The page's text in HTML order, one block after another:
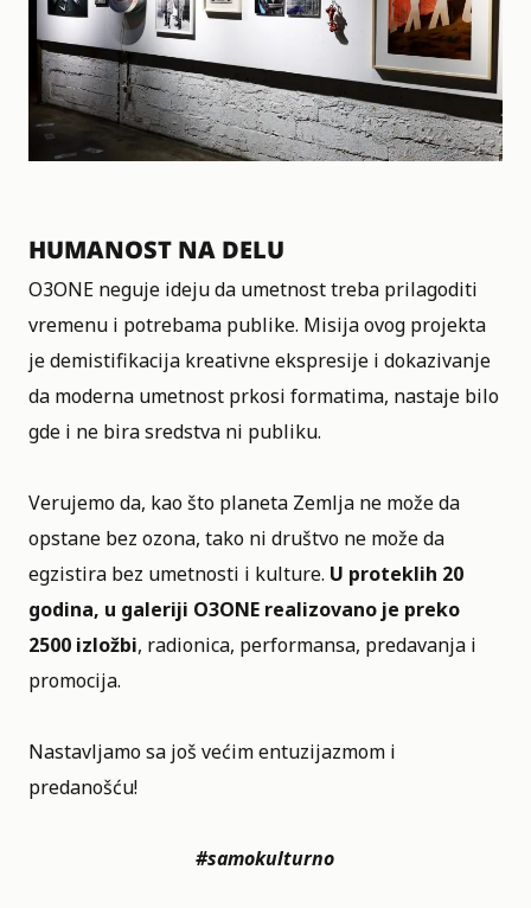
HUMANOST NA DELU
O3ONE neguje ideju da umetnost treba prilagoditi
vremenu i potrebama publike. Misija ovog projekta
je demistifikacija kreativne ekspresije i dokazivanje
da moderna umetnost prkosi formatima, nastaje bilo
gde i ne bira sredstva ni publiku.
Verujemo da, kao što planeta Zemlja ne može da
opstane bez ozona, tako ni društvo ne može da
egzistira bez umetnosti i kulture. U proteklih 20
godina, u galeriji O3ONE realizovano je preko
2500 izložbi, radionica, performansa, predavanja i
promocija.
Nastavljamo sa još većim entuzijazmom i
predanošću!
#samokulturno